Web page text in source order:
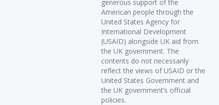
generous support of the
American people through the
United States Agency for
International Development
(USAID) alongside UK aid from
the UK government. The
contents do not necessarily
reflect the views of USAID or the
United States Government and
the UK government’s official
policies.